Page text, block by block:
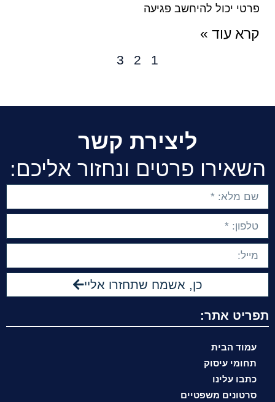
פרטי יכול להיחשב פגיעה
קרא עוד »
1
2
3
ליצירת קשר
השאירו פרטים ונחזור אליכם:
כן, אשמח שתחזרו אליי
תפריט אתר:
עמוד הבית
תחומי עיסוק
כתבו עלינו
סרטונים משפטיים